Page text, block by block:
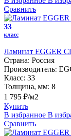
Сравнить
33
класс
Ламинат EGGER
Страна: Россия
Производитель:
Класс: 33
Толщина, мм: 8
1 795 ₽/м2
Купить
В избранное В
Сравнить